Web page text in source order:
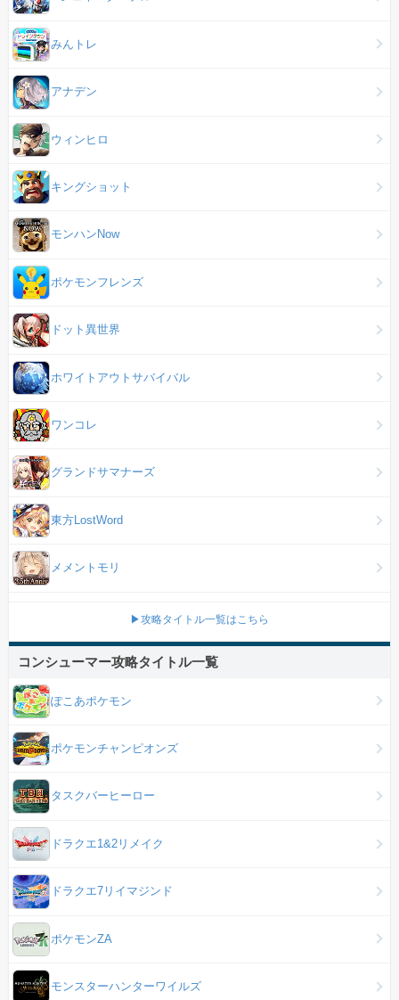
みんトレ
アナデン
ウィンヒロ
キングショット
モンハンNow
ポケモンフレンズ
ドット異世界
ホワイトアウトサバイバル
ワンコレ
グランドサマナーズ
東方LostWord
メメントモリ
▶攻略タイトル一覧はこちら
コンシューマー攻略タイトル一覧
ぽこあポケモン
ポケモンチャンピオンズ
タスクバーヒーロー
ドラクエ1&2リメイク
ドラクエ7リイマジンド
ポケモンZA
モンスターハンターワイルズ